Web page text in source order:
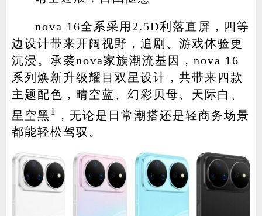
nova 16全系采用2.5D利落直屏，四等
边设计带来开阔视野，追剧、游戏体验更
沉浸。承袭nova家族潮流基因，nova 16
系列焕新升级耀目双星设计，共带来四款
主题配色，晴空蓝、幻彩贝母、天际白、
星空黑1
，无论是日常潮搭还是轻商务场景
都能轻松驾驭。